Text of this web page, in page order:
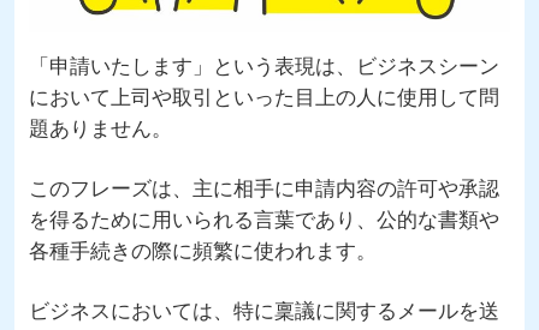
「申請いたします」という表現は、ビジネスシーン
において上司や取引といった目上の人に使用して問
題ありません。
このフレーズは、主に相手に申請内容の許可や承認
を得るために用いられる言葉であり、公的な書類や
各種手続きの際に頻繁に使われます。
ビジネスにおいては、特に稟議に関するメールを送